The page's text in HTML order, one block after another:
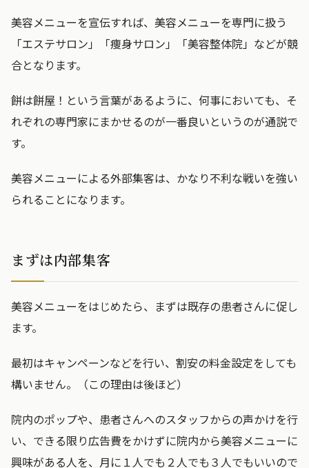
美容メニューを宣伝すれば、美容メニューを専門に扱う
「エステサロン」「痩身サロン」「美容整体院」などが競
合となります。
餅は餅屋！という言葉があるように、何事においても、そ
れぞれの専門家にまかせるのが一番良いというのが通説で
す。
美容メニューによる外部集客は、かなり不利な戦いを強い
られることになります。
まずは内部集客
美容メニューをはじめたら、まずは既存の患者さんに促し
ます。
最初はキャンペーンなどを行い、割安の料金設定をしても
構いません。（この理由は後ほど）
院内のポップや、患者さんへのスタッフからの声かけを行
い、できる限り広告費をかけずに院内から美容メニューに
興味がある人を、月に１人でも２人でも３人でもいいので